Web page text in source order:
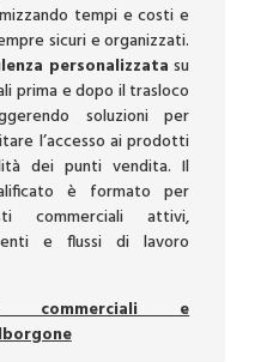
tempi e costi e
sicuri e organizzati.
personalizzata su
prima e dopo il trasloco
soluzioni per
l’accesso ai prodotti
dei punti vendita. Il
è formato per
commerciali attivi,
e flussi di lavoro
commerciali e